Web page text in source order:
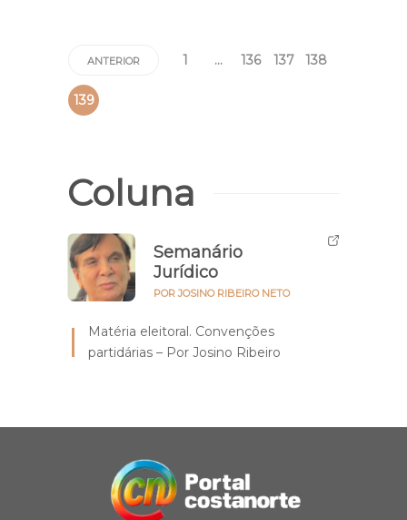
ANTERIOR 1 … 136 137 138
139
Coluna
Semanário
Jurídico
POR JOSINO RIBEIRO NETO
Matéria eleitoral. Convenções
partidárias – Por Josino Ribeiro